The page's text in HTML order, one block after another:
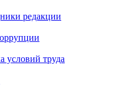
редакции
условий труда